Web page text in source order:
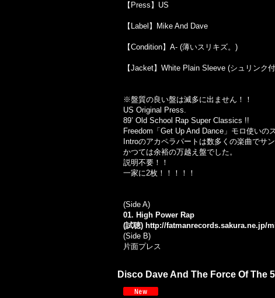
【Press】US
【Label】Mike And Dave
【Condition】A- (薄いスリキズ。)
【Jacket】White Plain Sleeve (シュリンク
※盤質の良い盤は滅多に出ません！！
US Original Press.
89’ Old School Rap Super Classics !!
Freedom「Get Up And Dance」モロ使いの
Introのアカペラパートは数多くの楽曲でサ
かつては余裕の万越え盤でした。
説明不要！！
一家に2枚！！！！！
(Side A)
01. High Power Rap
(試聴) http://fatmanrecords.sakura.ne.jp/
(Side B)
片面プレス
Disco Dave And The Force Of The